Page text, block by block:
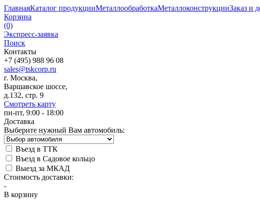
ГлавнаяКаталог продукцииМеталлообработкаМеталлоконструкцииЗаказ и
Корзина
(0)
Экспресс-заявка
Поиск
Контакты
+7 (495) 988 96 08
sales@tskcorp.ru
г. Москва,
Варшавское шоссе,
д.132, стр. 9
Смотреть карту
пн-пт, 9:00 - 18:00
Доставка
Выберите нужный Вам автомобиль:
Въезд в ТТК
Въезд в Садовое кольцо
Выезд за МКАД
Стоимость доставки:
-
В корзину